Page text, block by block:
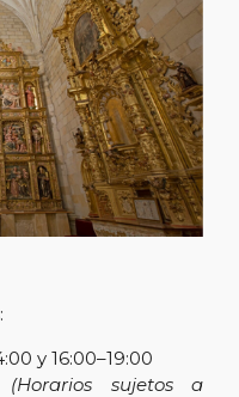
y 16:00–19:00
(Horarios sujetos a